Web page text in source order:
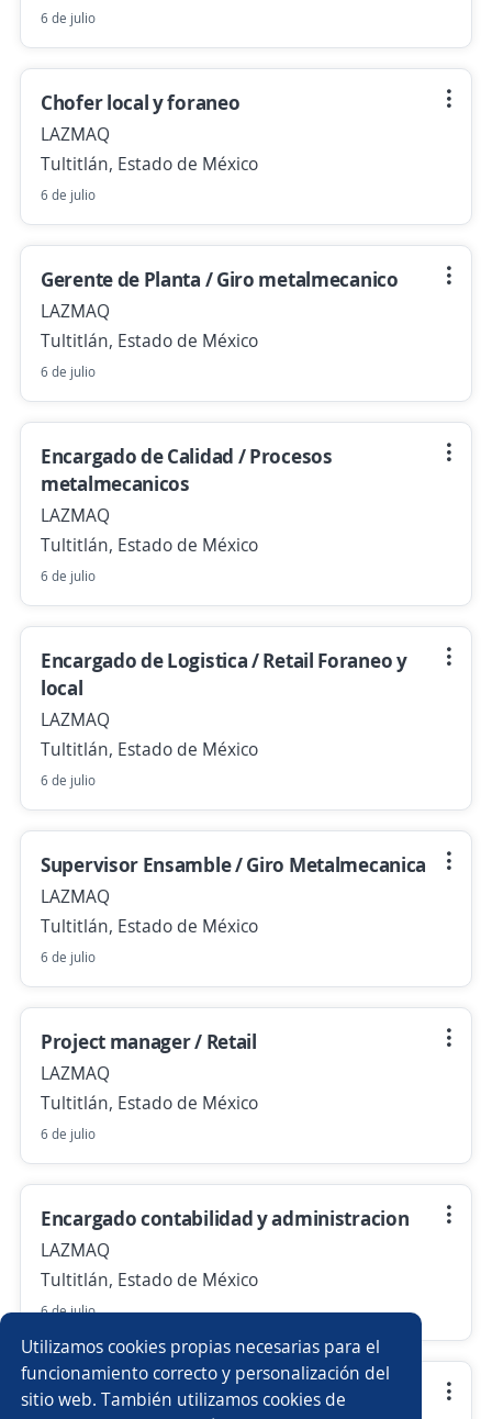
Utilizamos cookies propias necesarias para el
funcionamiento correcto y personalización del
sitio web. También utilizamos cookies de
6 de julio
Chofer local y foraneo
LAZMAQ
Tultitlán, Estado de México
6 de julio
Gerente de Planta / Giro metalmecanico
LAZMAQ
Tultitlán, Estado de México
6 de julio
Encargado de Calidad / Procesos
metalmecanicos
LAZMAQ
Tultitlán, Estado de México
6 de julio
Encargado de Logistica / Retail Foraneo y
local
LAZMAQ
Tultitlán, Estado de México
6 de julio
Supervisor Ensamble / Giro Metalmecanica
LAZMAQ
Tultitlán, Estado de México
6 de julio
Project manager / Retail
LAZMAQ
Tultitlán, Estado de México
6 de julio
Encargado contabilidad y administracion
LAZMAQ
Tultitlán, Estado de México
6 de julio
ayudante industrial